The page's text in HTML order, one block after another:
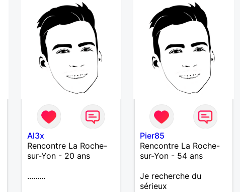
Al3x
Rencontre La Roche-
sur-Yon - 20 ans
.........
Pier85
Rencontre La Roche-
sur-Yon - 54 ans
Je recherche du
sérieux